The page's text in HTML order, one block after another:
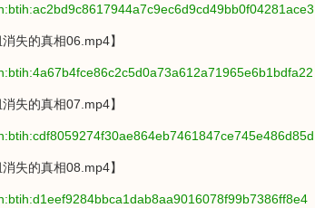
消失的真相06.mp4】
消失的真相07.mp4】
消失的真相08.mp4】